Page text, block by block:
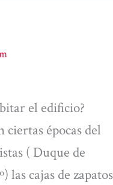
el edificio?
épocas del
( Duque de
las cajas de zapatos